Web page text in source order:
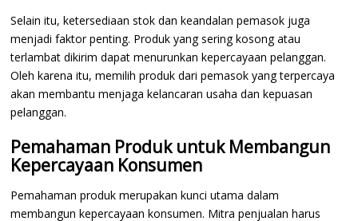
Selain itu, ketersediaan stok dan keandalan pemasok juga
menjadi faktor penting. Produk yang sering kosong atau
terlambat dikirim dapat menurunkan kepercayaan pelanggan.
Oleh karena itu, memilih produk dari pemasok yang terpercaya
akan membantu menjaga kelancaran usaha dan kepuasan
pelanggan.
Pemahaman Produk untuk Membangun
Kepercayaan Konsumen
Pemahaman produk merupakan kunci utama dalam
membangun kepercayaan konsumen. Mitra penjualan harus